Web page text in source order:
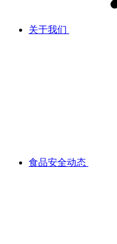
关于我们
食品安全动态